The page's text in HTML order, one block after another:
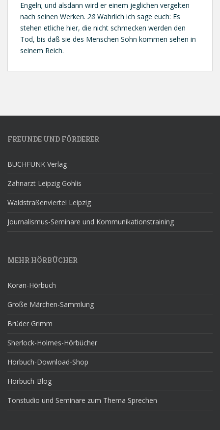
Engeln; und alsdann wird er einem jeglichen vergelten
nach seinen Werken. 28 Wahrlich ich sage euch: Es
stehen etliche hier, die nicht schmecken werden den
Tod, bis daß sie des Menschen Sohn kommen sehen in
seinem Reich.
FREUNDE UND FÖRDERER
BUCHFUNK Verlag
Zahnarzt Leipzig Gohlis
Waldstraßenviertel Leipzig
Journalismus-Seminare und Kommunikationstraining
MEHR HÖRBÜCHER
Koran-Hörbuch
Große Märchen-Sammlung
Brüder Grimm
Sherlock-Holmes-Hörbücher
Hörbuch-Download-Shop
Hörbuch-Blog
Tonstudio und Seminare zum Thema Sprechen